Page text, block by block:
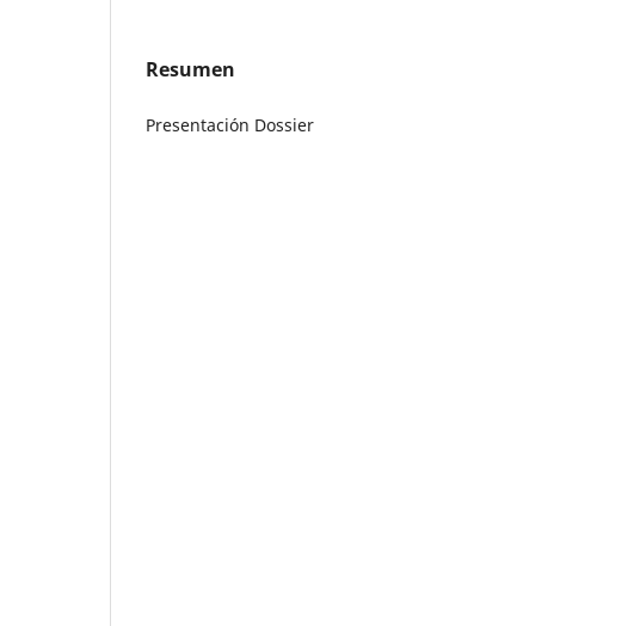
Resumen
Presentación Dossier